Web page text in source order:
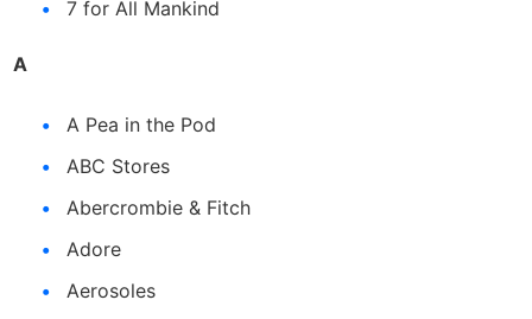
7 for All Mankind
A
A Pea in the Pod
ABC Stores
Abercrombie & Fitch
Adore
Aerosoles